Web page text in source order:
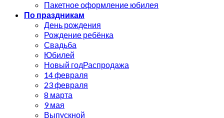
Пакетное оформление юбилея
По праздникам
День рождения
Рождение ребёнка
Свадьба
Юбилей
Новый год
14 февраля
23 февраля
8 марта
9 мая
Выпускной